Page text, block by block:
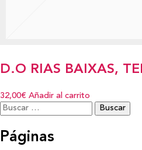
D.O RIAS BAIXAS,
32,00€ Añadir al carrito
Buscar:
Páginas